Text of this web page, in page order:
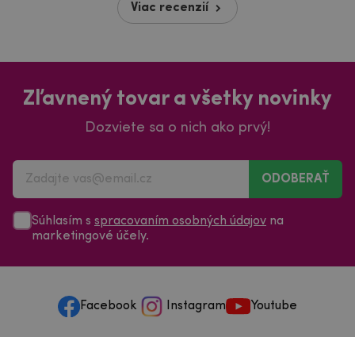
Dozviete sa o nich ako prvý!
ODOBERAŤ
Súhlasím sspracovaním osobných údajovna
marketingové účely.